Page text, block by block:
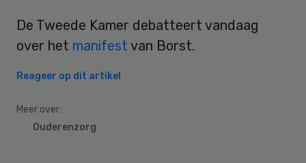
De Tweede Kamer debatteert vandaag
over het manifest van Borst.
Reageer op dit artikel
Meer over:
Ouderenzorg